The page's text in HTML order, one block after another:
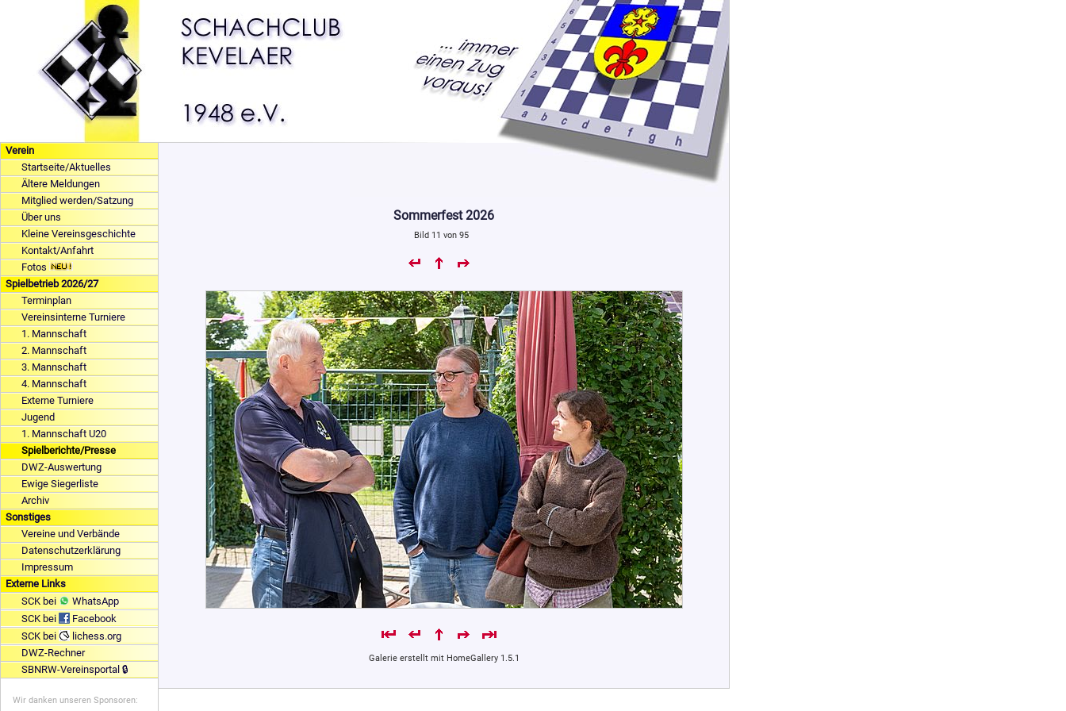
Verein
Startseite/Aktuelles
Ältere Meldungen
Mitglied werden/Satzung
Über uns
Kleine Vereinsgeschichte
Kontakt/Anfahrt
Fotos
Spielbetrieb 2026/27
Terminplan
Vereinsinterne Turniere
1. Mannschaft
2. Mannschaft
3. Mannschaft
4. Mannschaft
Externe Turniere
Jugend
1. Mannschaft U20
Spielberichte/Presse
DWZ-Auswertung
Ewige Siegerliste
Archiv
Sonstiges
Vereine und Verbände
Datenschutzerklärung
Impressum
Externe Links
SCK bei
WhatsApp
SCK bei
Facebook
SCK bei
lichess.org
DWZ-Rechner
SBNRW-Vereinsportal 🔒
Wir danken unseren Sponsoren:
Sommerfest 2026
Bild 11 von 95
Galerie erstellt mit HomeGallery 1.5.1